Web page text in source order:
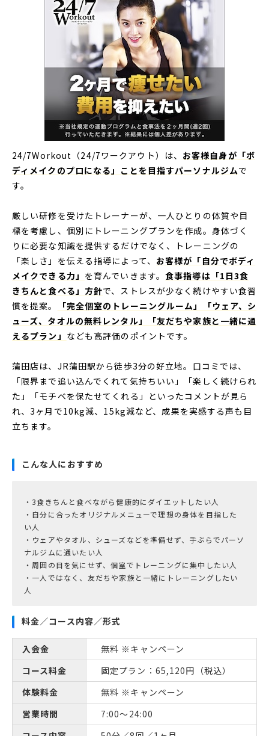
24/7Workout（24/7ワークアウト）は、 お客様自身が「ボ
ディメイクのプロになる」ことを目指すパーソナルジムで
す。
厳しい研修を受けたトレーナーが、一人ひとりの体質や目
標を考慮し、個別にトレーニングプランを作成。身体づく
りに必要な知識を提供するだけでなく、トレーニングの
「楽しさ」を伝える指導によって、 お客様が「自分でボディ
メイクできる力」 を育んでいきます。食事指導は「1日3食
きちんと食べる」方針で、ストレスが少なく続けやすい食習
慣を提案。
「完全個室のトレーニングルーム」「ウェア、シ
ューズ、タオルの無料レンタル」「友だちや家族と一緒に通
えるプラン」 なども高評価のポイントです。
蒲田店は、JR蒲田駅から徒歩3分の好立地。口コミでは、
「限界まで追い込んでくれて気持ちいい」「楽しく続けられ
た」「モチベを保たせてくれる」といったコメントが見ら
れ、3ヶ月で10kg減、15kg減など、成果を実感する声も目
立ちます。
こんな人におすすめ
・3食きちんと食べながら健康的にダイエットしたい人
・自分に合ったオリジナルメニューで理想の身体を目指した
い人
・ウェアやタオル、シューズなどを準備せず、手ぶらでパーソ
ナルジムに通いたい人
・周囲の目を気にせず、個室でトレーニングに集中したい人
・一人ではなく、友だちや家族と一緒にトレーニングしたい
人
料金／コース内容／形式
入会金
無料 ※キャンペーン
コース料金
固定プラン：65,120円（税込）
体験料金
無料 ※キャンペーン
営業時間
7:00～24:00